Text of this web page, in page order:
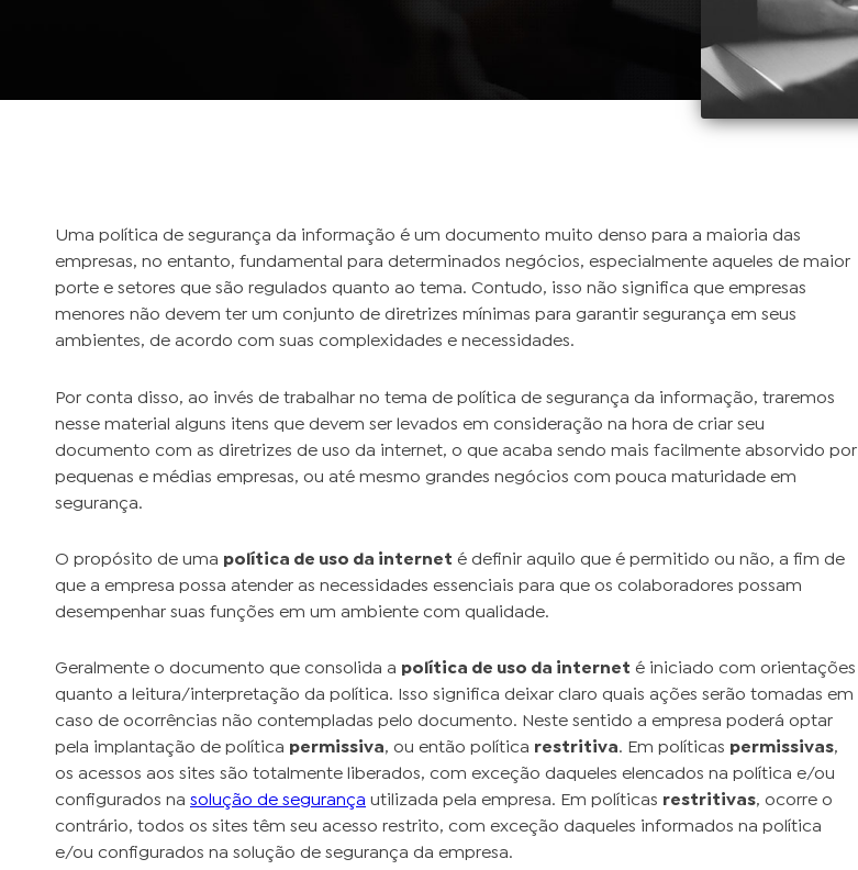
Uma política de segurança da informação é um documento muito denso para a maioria das
empresas, no entanto, fundamental para determinados negócios, especialmente aqueles de maior
porte e setores que são regulados quanto ao tema. Contudo, isso não significa que empresas
menores não devem ter um conjunto de diretrizes mínimas para garantir segurança em seus
ambientes, de acordo com suas complexidades e necessidades.
Por conta disso, ao invés de trabalhar no tema de política de segurança da informação, traremos
nesse material alguns itens que devem ser levados em consideração na hora de criar seu
documento com as diretrizes de uso da internet, o que acaba sendo mais facilmente absorvido por
pequenas e médias empresas, ou até mesmo grandes negócios com pouca maturidade em
segurança.
O propósito de uma política de uso da internet é definir aquilo que é permitido ou não, a fim de
que a empresa possa atender as necessidades essenciais para que os colaboradores possam
desempenhar suas funções em um ambiente com qualidade.
Geralmente o documento que consolida a política de uso da internet é iniciado com orientações
quanto a leitura/interpretação da política. Isso significa deixar claro quais ações serão tomadas em
caso de ocorrências não contempladas pelo documento. Neste sentido a empresa poderá optar
pela implantação de política permissiva, ou então política restritiva. Em políticas permissivas,
os acessos aos sites são totalmente liberados, com exceção daqueles elencados na política e/ou
configurados na solução de segurança utilizada pela empresa. Em políticas restritivas, ocorre o
contrário, todos os sites têm seu acesso restrito, com exceção daqueles informados na política
e/ou configurados na solução de segurança da empresa.